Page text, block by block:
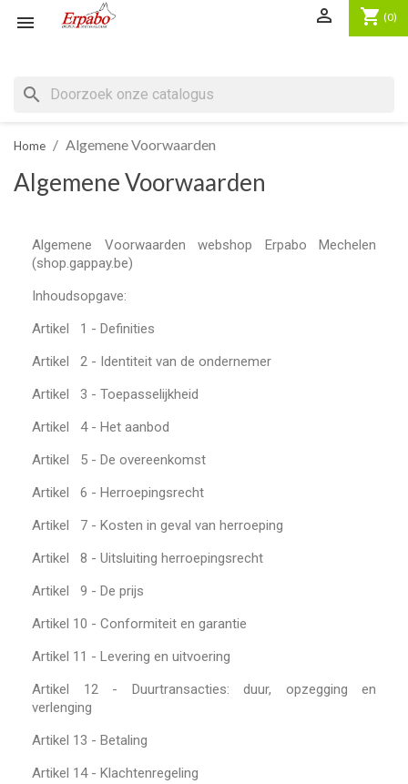
 shopping_cart (0)

search
Home Algemene Voorwaarden
Algemene Voorwaarden
Algemene Voorwaarden webshop Erpabo Mechelen
(shop.gappay.be)
Inhoudsopgave:
Artikel 1 - Definities
Artikel 2 - Identiteit van de ondernemer
Artikel 3 - Toepasselijkheid
Artikel 4 - Het aanbod
Artikel 5 - De overeenkomst
Artikel 6 - Herroepingsrecht
Artikel 7 - Kosten in geval van herroeping
Artikel 8 - Uitsluiting herroepingsrecht
Artikel 9 - De prijs
Artikel 10 - Conformiteit en garantie
Artikel 11 - Levering en uitvoering
Artikel 12 - Duurtransacties: duur, opzegging en
verlenging
Artikel 13 - Betaling
Artikel 14 - Klachtenregeling